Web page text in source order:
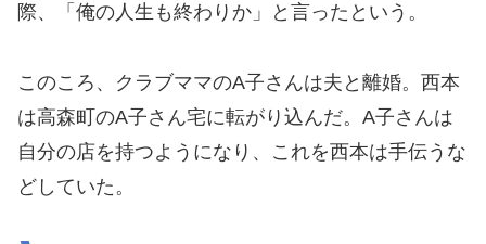
際、「俺の人生も終わりか」と言ったという。
このころ、クラブママのA子さんは夫と離婚。西本
は高森町のA子さん宅に転がり込んだ。A子さんは
自分の店を持つようになり、これを西本は手伝うな
どしていた。